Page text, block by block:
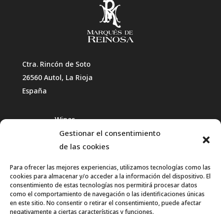
Gestionar el consentimiento
de las cookies
Para ofrecer las mejores experiencias, utilizamos tecnologías como las
cookies para almacenar y/o acceder a la información del dispositivo. El
consentimiento de estas tecnologías nos permitirá procesar datos
como el comportamiento de navegación o las identificaciones únicas
en este sitio. No consentir o retirar el consentimiento, puede afectar
negativamente a ciertas características y funciones.
Ctra. Rincón de Soto
26560 Autol, La Rioja
España
Wines
Winetourism
Contact
Teléfono:
+34 941 40 13 27